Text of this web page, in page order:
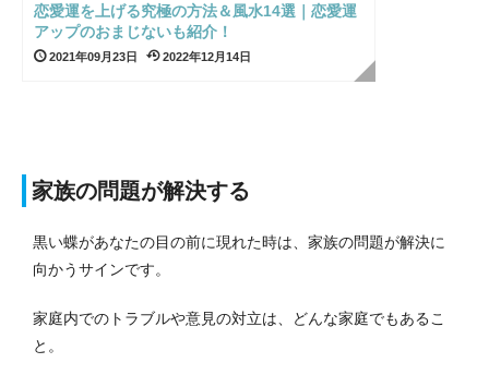
恋愛運を上げる究極の方法＆風水14選｜恋愛運
アップのおまじないも紹介！
2021年09月23日 2022年12月14日
家族の問題が解決する
黒い蝶があなたの目の前に現れた時は、家族の問題が解決に
向かうサインです。
家庭内でのトラブルや意見の対立は、どんな家庭でもあるこ
と。